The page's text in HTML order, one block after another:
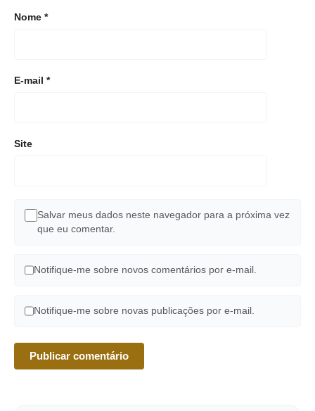
Nome *
E-mail *
Site
Salvar meus dados neste navegador para a próxima vez
que eu comentar.
Notifique-me sobre novos comentários por e-mail.
Notifique-me sobre novas publicações por e-mail.